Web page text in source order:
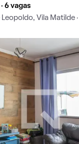
6 vagas
Vila Matilde